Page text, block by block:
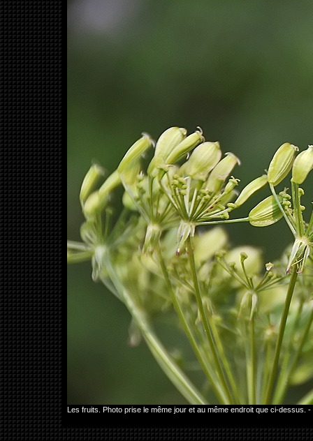
Les fruits. Photo prise le même jour et au même endroit que ci-dessus. -